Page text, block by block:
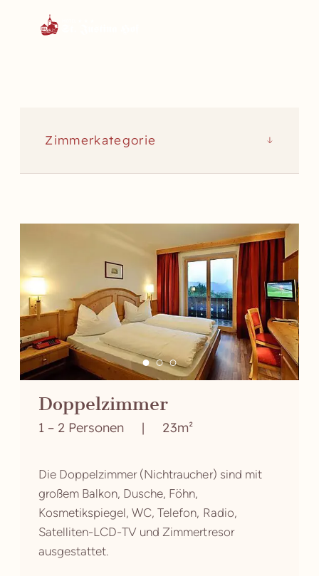
Zimmerkategorie
Doppelzimmer
1 – 2 Personen | 23m²
Die Doppelzimmer (Nichtraucher) sind mit
großem Balkon, Dusche, Föhn,
Kosmetikspiegel, WC, Telefon, Radio,
Satelliten-LCD-TV und Zimmertresor
ausgestattet.